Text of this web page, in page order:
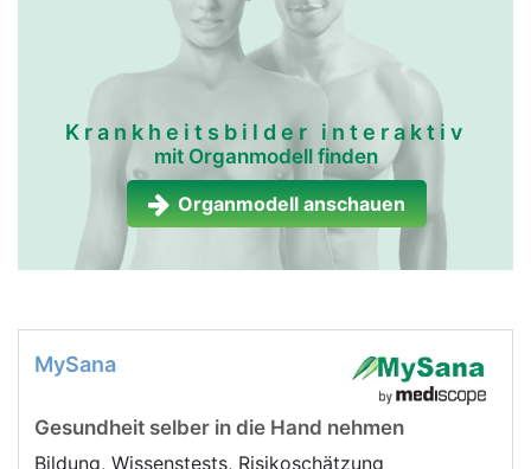
Krankheitsbilder interaktiv
mit Organmodell finden
Organmodell anschauen
MySana
Gesundheit selber in die Hand nehmen
Bildung, Wissenstests, Risikoschätzung